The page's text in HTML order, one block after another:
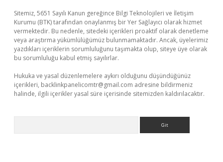
Sitemiz, 5651 Sayılı Kanun gereğince Bilgi Teknolojileri ve İletişim
Kurumu (BTK) tarafından onaylanmış bir Yer Sağlayıcı olarak hizmet
vermektedir. Bu nedenle, sitedeki içerikleri proaktif olarak denetleme
veya araştırma yükümlülüğümüz bulunmamaktadır. Ancak, üyelerimiz
yazdıkları içeriklerin sorumluluğunu taşımakta olup, siteye üye olarak
bu sorumluluğu kabul etmiş sayılırlar.
Hukuka ve yasal düzenlemelere aykırı olduğunu düşündüğünüz
içerikleri, backlinkpanelicomtr@gmail.com adresine bildirmeniz
halinde, ilgili içerikler yasal süre içerisinde sitemizden kaldırılacaktır.